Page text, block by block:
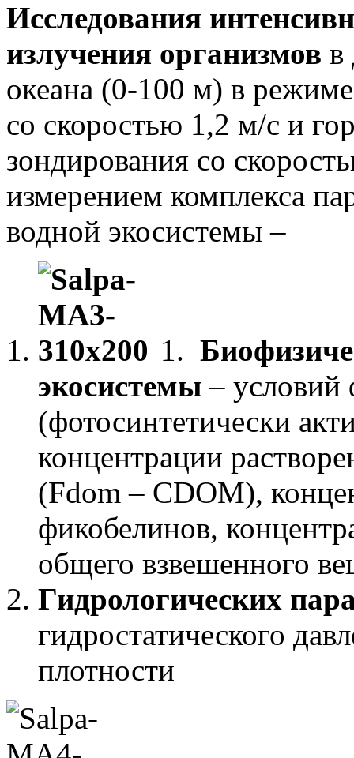
Исследования
излучения организмов в
океана (0-100 м) в
со скоростью 1,2 м/с и
зондирования со
измерением комплекса
водной экосистемы –
1.
экосистемы – условий
(фотосинтетически
концентрации
(Fdom – CDOM),
фикобелинов,
общего взвешенного
Гидрологических
гидростатического
плотности